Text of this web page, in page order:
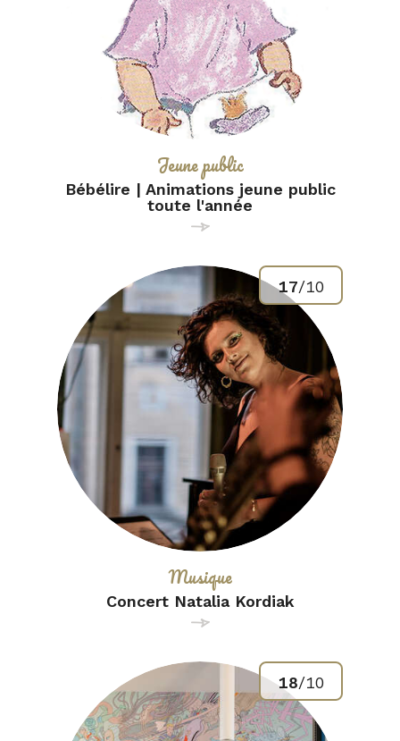
Bébélire | Animations jeune public
toute l'année
Catégorie :
Jeune public
Concert Natalia Kordiak
Catégorie :
Musique
17/10
18/10